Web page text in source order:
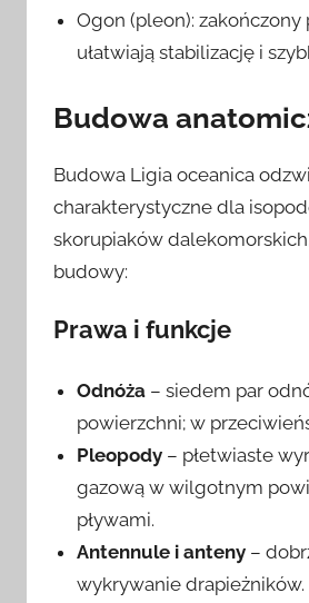
Ogon (pleon):
ułatwiają stabilizację i
Budowa
Budowa Ligia oceanica
charakterystyczne dla
skorupiaków
budowy:
Prawa i funkcje
Odnóża – siedem par
powierzchni; w
Pleopody – płetwiaste
gazową w wilgotnym
pływami.
Antennule i anteny –
wykrywanie drapieżników.